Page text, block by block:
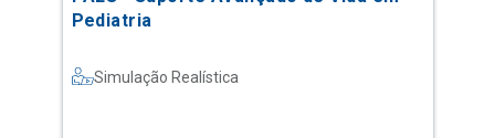
Pediatria
Simulação Realística